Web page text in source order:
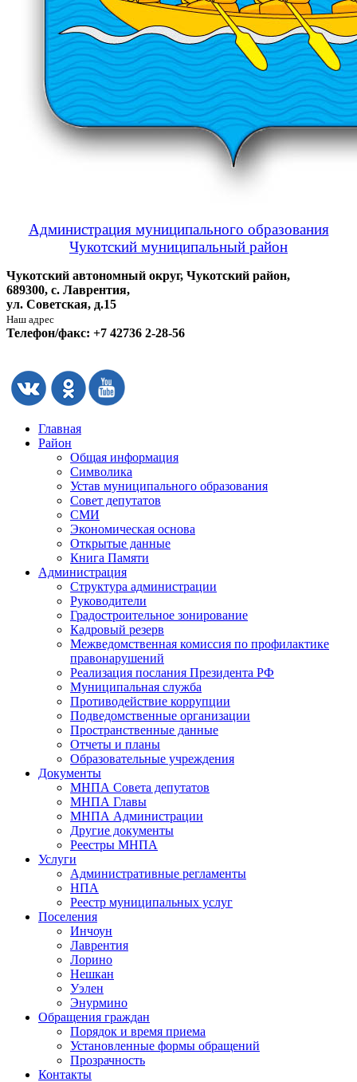
Администрация муниципального образования
Чукотский муниципальный район
Чукотский автономный округ, Чукотский район,
689300, с. Лаврентия,
ул. Советская, д.15
Наш адрес
Телефон/факс: +7 42736 2-28-56
Главная
Район
Общая информация
Символика
Устав муниципального образования
Совет депутатов
СМИ
Экономическая основа
Открытые данные
Книга Памяти
Администрация
Структура администрации
Руководители
Градостроительное зонирование
Кадровый резерв
Межведомственная комиссия по профилактике
правонарушений
Реализация послания Президента РФ
Муниципальная служба
Противодействие коррупции
Подведомственные организации
Пространственные данные
Отчеты и планы
Образовательные учреждения
Документы
МНПА Совета депутатов
МНПА Главы
МНПА Администрации
Другие документы
Реестры МНПА
Услуги
Административные регламенты
НПА
Реестр муниципальных услуг
Поселения
Инчоун
Лаврентия
Лорино
Нешкан
Уэлен
Энурмино
Обращения граждан
Порядок и время приема
Установленные формы обращений
Прозрачность
Контакты